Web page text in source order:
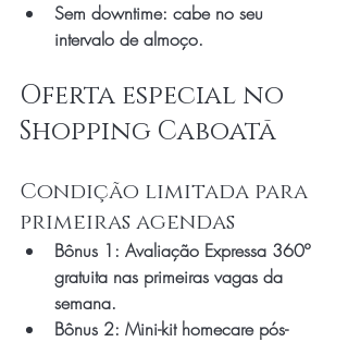
Sem downtime: cabe no seu
intervalo de almoço.
Oferta especial no
Shopping Caboatã
Condição limitada para
primeiras agendas
Bônus 1: Avaliação Expressa 360º
gratuita nas primeiras vagas da
semana.
Bônus 2: Mini-kit homecare pós-